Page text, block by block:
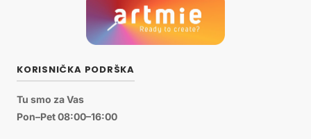
KORISNIČKA PODRŠKA
Tu smo za Vas
Pon–Pet 08:00–16:00